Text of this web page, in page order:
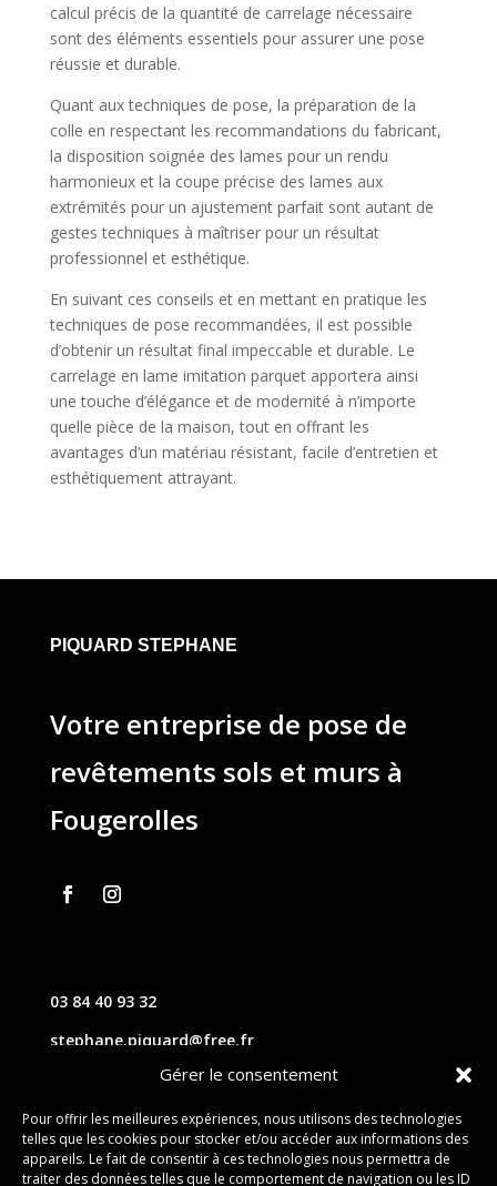
Gérer le consentement
Pour offrir les meilleures expériences, nous utilisons des technologies
telles que les cookies pour stocker et/ou accéder aux informations des
appareils. Le fait de consentir à ces technologies nous permettra de
traiter des données telles que le comportement de navigation ou les ID
calcul précis de la quantité de carrelage nécessaire
sont des éléments essentiels pour assurer une pose
réussie et durable.
Quant aux techniques de pose, la préparation de la
colle en respectant les recommandations du fabricant,
la disposition soignée des lames pour un rendu
harmonieux et la coupe précise des lames aux
extrémités pour un ajustement parfait sont autant de
gestes techniques à maîtriser pour un résultat
professionnel et esthétique.
En suivant ces conseils et en mettant en pratique les
techniques de pose recommandées, il est possible
d’obtenir un résultat final impeccable et durable. Le
carrelage en lame imitation parquet apportera ainsi
une touche d’élégance et de modernité à n’importe
quelle pièce de la maison, tout en offrant les
avantages d’un matériau résistant, facile d’entretien et
esthétiquement attrayant.
PIQUARD STEPHANE
Votre entreprise de pose de
revêtements sols et murs à
Fougerolles
03 84 40 93 32
stephane.piquard@free.fr
61 les chavannes – 70220 FOUGEROLLES
Contact